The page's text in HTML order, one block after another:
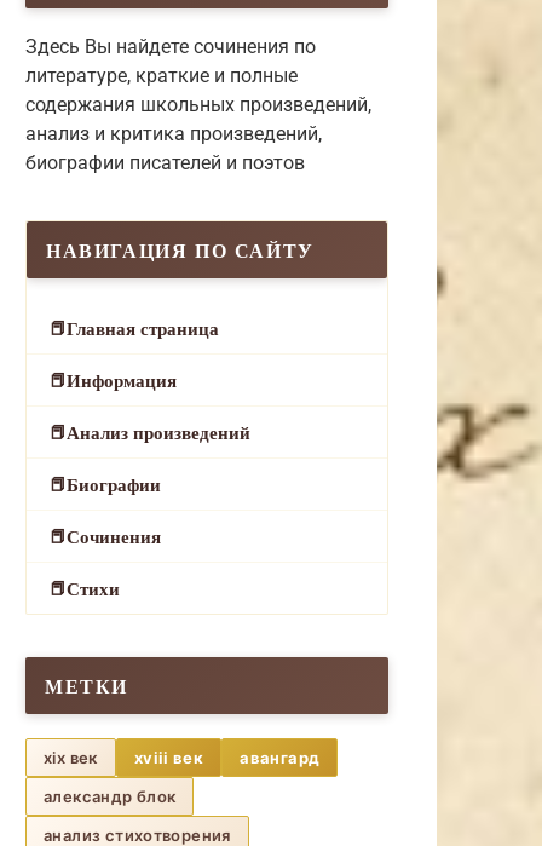
Здесь Вы найдете сочинения по
литературе, краткие и полные
содержания школьных произведений,
анализ и критика произведений,
биографии писателей и поэтов
НАВИГАЦИЯ ПО САЙТУ
Главная страница
Информация
Анализ произведений
Биографии
Сочинения
Стихи
МЕТКИ
xix век xviii век
авангард
александр блок
анализ стихотворения